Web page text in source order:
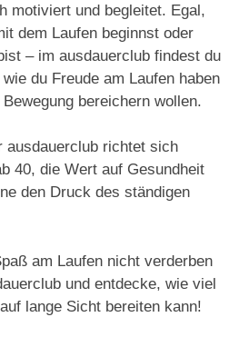
motiviert und begleitet. Egal,
dem Laufen beginnst oder
– im ausdauerclub findest du
du Freude am Laufen haben
bereichern wollen.
ausdauerclub richtet sich
40, die Wert auf Gesundheit
den Druck des ständigen
am Laufen nicht verderben
und entdecke, wie viel
lange Sicht bereiten kann!